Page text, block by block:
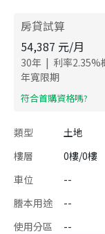
房貸試算
54,387 元/月
30年 | 利率2.35%
年寬限期
​符合首購資格嗎?
類型 土地
樓層
0樓/0樓
車位
--
謄本用途
--
使用分區
--